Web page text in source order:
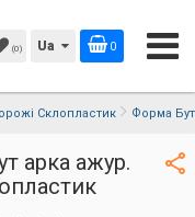
(0) Ua 0
Склопластик Форма Бут
арка ажур.